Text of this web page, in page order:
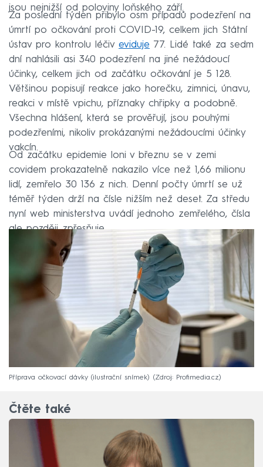
jsou nejnižší od poloviny loňského září.
Za poslední týden přibylo osm případů podezření na
úmrtí po očkování proti COVID-19, celkem jich Státní
ústav pro kontrolu léčiv eviduje 77. Lidé také za sedm
dní nahlásili asi 340 podezření na jiné nežádoucí
účinky, celkem jich od začátku očkování je 5 128.
Většinou popisují reakce jako horečku, zimnici, únavu,
reakci v místě vpichu, příznaky chřipky a podobně.
Všechna hlášení, která se prověřují, jsou pouhými
podezřeními, nikoliv prokázanými nežádoucími účinky
vakcín.
Od začátku epidemie loni v březnu se v zemi
covidem prokazatelně nakazilo více než 1,66 milionu
lidí, zemřelo 30 136 z nich. Denní počty úmrtí se už
téměř týden drží na čísle nižším než deset. Za středu
nyní web ministerstva uvádí jednoho zemřelého, čísla
ale později zpřesňuje.
Příprava očkovací dávky (ilustrační snímek) Zdroj: Profimedia.cz
Čtěte také